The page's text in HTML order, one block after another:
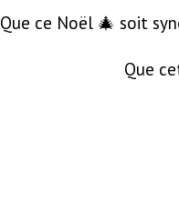
Que ce Noël 🎄 soit
Que